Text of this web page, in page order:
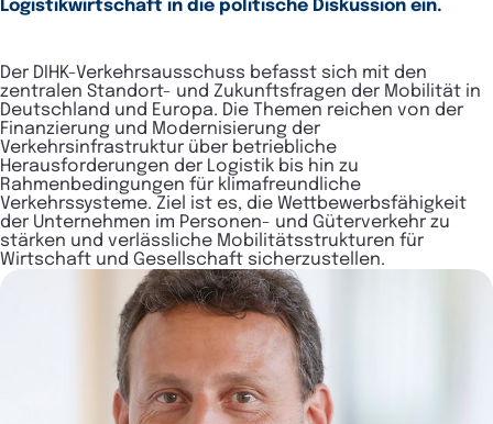
Logistikwirtschaft in die politische Diskussion ein.
Der DIHK-Verkehrsausschuss befasst sich mit den
zentralen Standort- und Zukunftsfragen der Mobilität in
Deutschland und Europa. Die Themen reichen von der
Finanzierung und Modernisierung der
Verkehrsinfrastruktur über betriebliche
Herausforderungen der Logistik bis hin zu
Rahmenbedingungen für klimafreundliche
Verkehrssysteme. Ziel ist es, die Wettbewerbsfähigkeit
der Unternehmen im Personen- und Güterverkehr zu
stärken und verlässliche Mobilitätsstrukturen für
Wirtschaft und Gesellschaft sicherzustellen.